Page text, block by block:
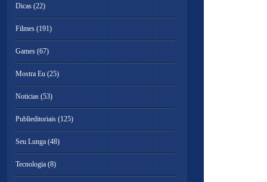
Dicas (22)
Filmes (191)
Games (67)
Mostra Eu (25)
Noticias (53)
Publieditoriais (125)
Seu Lunga (48)
Tecnologia (8)